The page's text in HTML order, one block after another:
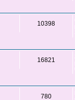
10398
16821
780